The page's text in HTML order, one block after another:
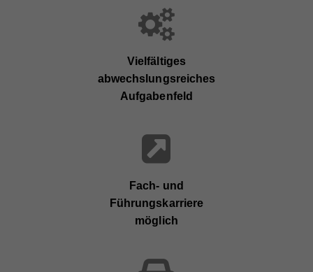
Vielfältiges
abwechslungsreiches
Aufgabenfeld
Fach- und
Führungskarriere
möglich